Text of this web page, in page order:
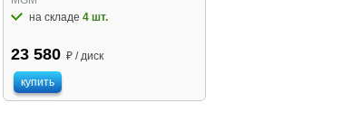
на складе4 шт.
23 580 ₽ / диск
купить